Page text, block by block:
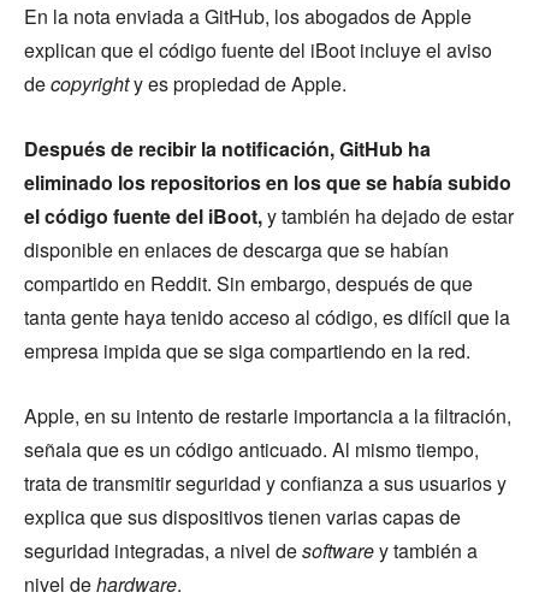
En la nota enviada a GitHub, los abogados de Apple
explican que el código fuente del iBoot incluye el aviso
decopyrighty es propiedad de Apple.
Después de recibir la notificación, GitHub ha
eliminado los repositorios en los que se había subido
el código fuente del iBoot,y también ha dejado de estar
disponible en enlaces de descarga que se habían
compartido en Reddit. Sin embargo, después de que
tanta gente haya tenido acceso al código, es difícil que la
empresa impida que se siga compartiendo en la red.
Apple, en su intento de restarle importancia a la filtración,
señala que es un código anticuado. Al mismo tiempo,
trata de transmitir seguridad y confianza a sus usuarios y
explica que sus dispositivos tienen varias capas de
seguridad integradas, a nivel desoftwarey también a
nivel dehardware.